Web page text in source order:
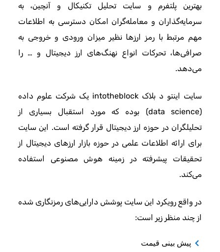
بهترین پلتفرم و سایت تحلیل تکنیکال و آنچین، به
سرمایه‌گذاران و معامله‌گران امکان دسترسی به اطلاعات
مهم مرتبط با رمز ارزها نظیر میزان ورودی و خروجی به
صرافی‌ها، تحرکات انواع نهنگ‌های ارز دیجیتال و … را
می‌دهد.
سایت اینتو د بلاک intotheblock یک شرکت علوم داده
(data science) بوده که مورد استقبال بسیاری از
تحلیلگران در حوزه ارز دیجیتال قرار گرفته است. این سایت
برای ارائه اطلاعات علمی در حوزه بازار ارزهای دیجیتال از
تحقیقات پیشرفته در زمینه هوش مصنوعی استفاده
می‌کند.
در واقع رویکرد این سایت پوشش دارایی‌های رمزنگاری شده
از چند منظر زیر است:
پیش بینی قیمت